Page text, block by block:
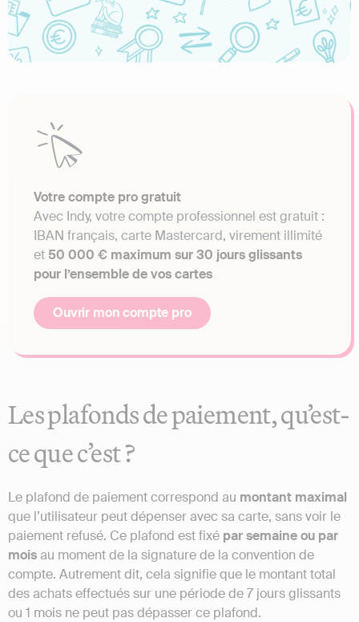
Votre compte pro gratuit
Avec Indy, votre compte professionnel est gratuit :
IBAN français, carte Mastercard, virement illimité
et 50 000 € maximum sur 30 jours glissants
pour l’ensemble de vos cartes
Ouvrir mon compte pro
Les plafonds de paiement, qu’est-
ce que c’est ?
Le plafond de paiement correspond au montant maximal
que l’utilisateur peut dépenser avec sa carte, sans voir le
paiement refusé. Ce plafond est fixé par semaine ou par
moisau moment de la signature de la convention de
compte. Autrement dit, cela signifie que le montant total
des achats effectués sur une période de 7 jours glissants
ou 1 mois ne peut pas dépasser ce plafond.